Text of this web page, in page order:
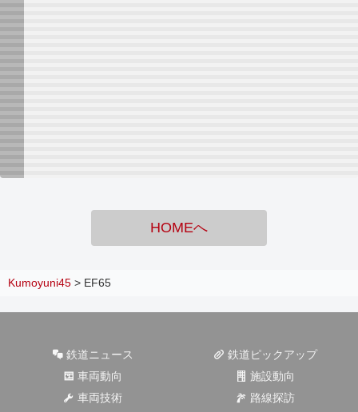
HOMEへ
Kumoyuni45 > EF65
鉄道ニュース
鉄道ピックアップ
車両動向
施設動向
車両技術
路線探訪